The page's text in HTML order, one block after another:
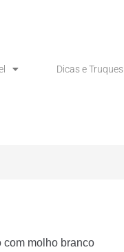
Dicas e Truques
com molho branco